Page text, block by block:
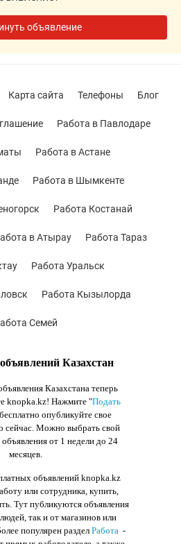
объявление
Казахстан
Казахстана теперь
knopka.kz! Нажмите "Подать
опубликуйте свое
сейчас. Можно выбрать свой
от 1 недели до 24
месяцев.
объявлений knopka.kz
или сотрудника, купить,
Тут публикуются объявления
так и от магазинов или
популярен раздел Работа-
Карта сайта Телефоны Блог
Работа в Павлодаре
Работа в Астане
Работа в Шымкенте
Работа Костанай
в Атырау Работа Тараз
Работа Уральск
Работа Кызылорда
Семей